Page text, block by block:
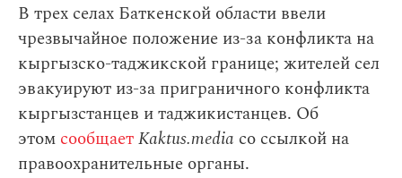
В трех селах Баткенской области ввели
чрезвычайное положение из-за конфликта на
кыргызско-таджикской границе; жителей сел
эвакуируют из-за приграничного конфликта
кыргызстанцев и таджикистанцев. Об
этом сообщаетKaktus.media со ссылкой на
правоохранительные органы.